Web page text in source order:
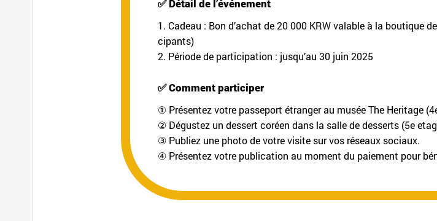
✅ Détail de l’événement
1. Cadeau : Bon d’achat de 20 000 KRW valable à la boutique
cipants)
2. Période de participation : jusqu’au 30 juin 2025
✅ Comment participer
① Présentez votre passeport étranger au musée The Heritage
② Dégustez un dessert coréen dans la salle de desserts (5e
③ Publiez une photo de votre visite sur vos réseaux sociaux.
④ Présentez votre publication au moment du paiement pour